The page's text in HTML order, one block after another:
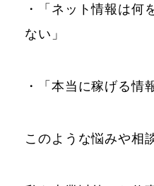
・「ネット情報は何
ない」
・「本当に稼げる情
このような悩みや相